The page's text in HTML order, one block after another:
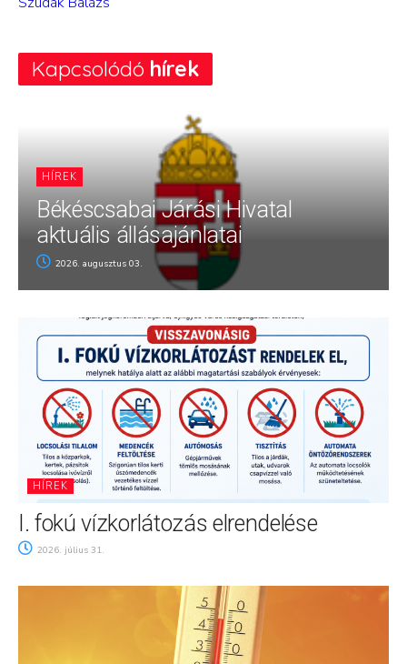
Kapcsolódó hírek
HÍREK
Békéscsabai Járási Hivatal
aktuális állásajánlatai
2026. augusztus 03.
HÍREK
I. fokú vízkorlátozás elrendelése
2026. július 31.